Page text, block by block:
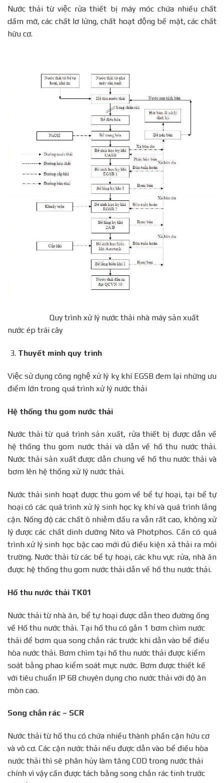
Nước thải từ việc rửa thiết bị máy móc chứa nhiều chất
dầm mỡ, các chất lơ lửng, chất hoạt động bề mặt, các chất
hữu cơ.
Quy trình xử lý nước thải nhà máy sản xuất
nước ép trái cây
Thuyết minh quy trình
Việc sử dụng công nghệ xử lý kỵ khí EGSB đem lại những ưu
điểm lớn trong quá trình xử lý nước thải
Hệ thống thu gom nước thải
Nước thải từ quá trình sản xuất, rửa thiết bị được dẫn về
hệ thống thu gom nước thải và dẫn về hố thu nước thải.
Nước thải sản xuất được dẫn chung về hố thu nước thải và
bơm lên hệ thống xử lý nước thải.
Nước thải sinh hoạt được thu gom về bể tự hoại, tại bể tự
hoại có các quá trình xử lý sinh học kỵ khí và quá trình lắng
cặn. Nồng độ các chất ô nhiễm đầu ra vẫn rất cao, không xử
lý được các chất dinh dưỡng Nito và Photphos. Cần có quá
trình xử lý sinh học bậc cao mới đủ điều kiện xả thải ra môi
trường. Nước thải từ các bể tự hoại, các khu vực rửa, nhà ăn
được hệ thống thu gom nước thải dẫn về hố thu nước thải.
Hố thu nước thải TK01
Nước thải từ nhà ăn, bể tự hoại được dẫn theo đường ống
về Hố thu nước thải. Tại hố thu có gắn 1 bơm chìm nước
thải để bơm qua song chắn rác trước khi dẫn vào bể điều
hòa nước thải. Bơm chìm tại hố thu nước thải được kiểm
soát bằng phao kiểm soát mực nước. Bơm được thiết kế
với tiêu chuẩn IP 68 chuyên dụng cho nước thải với độ ăn
mòn cao.
Song chắn rác – SCR
Nước thải từ hố thu có chứa nhiều thành phần cặn hữu cơ
và vô cơ. Các cặn nước thải nếu được dẫn vào bể điều hòa
nước thải thì sẽ phân hủy làm tăng COD trong nước thải
chính vì vậy cần được tách bằng song chắn rác tinh trước